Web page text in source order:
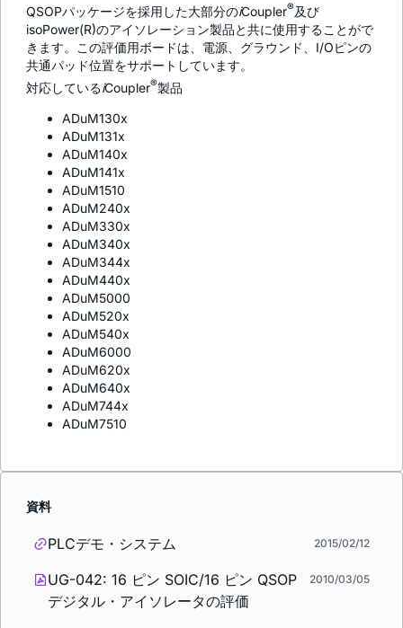
QSOPパッケージを採用した大部分のiCoupler®及び
isoPower(R)のアイソレーション製品と共に使用することがで
きます。この評価用ボードは、電源、グラウンド、I/Oピンの
共通パッド位置をサポートしています。
対応しているiCoupler®製品
ADuM130x
ADuM131x
ADuM140x
ADuM141x
ADuM1510
ADuM240x
ADuM330x
ADuM340x
ADuM344x
ADuM440x
ADuM5000
ADuM520x
ADuM540x
ADuM6000
ADuM620x
ADuM640x
ADuM744x
ADuM7510
資料
PLCデモ・システム 2015/02/12
UG-042: 16 ピン SOIC/16 ピン QSOP
デジタル・アイソレータの評価
2010/03/05